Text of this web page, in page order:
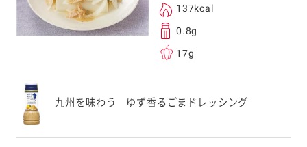
137kcal
0.8g
17g
九州を味わう ゆず香るごまドレッシング